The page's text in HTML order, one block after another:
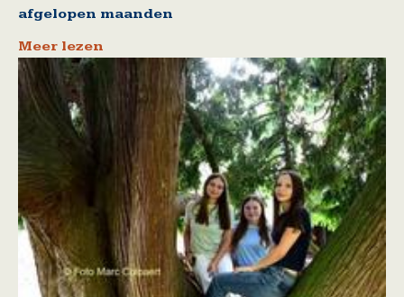
afgelopen maanden
Meer lezen